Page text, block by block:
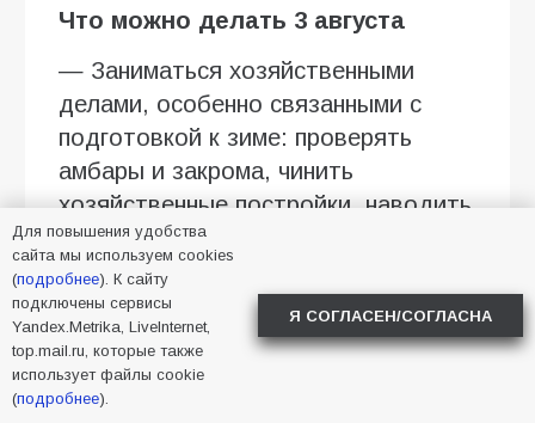
Что можно делать 3 августа
— Заниматься хозяйственными
делами, особенно связанными с
подготовкой к зиме: проверять
амбары и закрома, чинить
хозяйственные постройки, наводить
порядок в доме.
— Делать зимние заготовки: варить
варенье и компоты из яблок-
падалиц.
— Собирать яблоки для зимних
Для повышения удобства
сайта мы используем cookies
(подробнее). К сайту
подключены сервисы
Yandex.Metrika, LiveInternet,
top.mail.ru, которые также
использует файлы cookie
(подробнее).
Я СОГЛАСЕН/СОГЛАСНА